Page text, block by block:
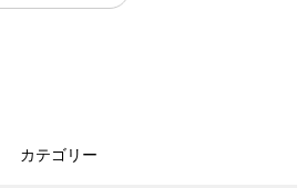
カテゴリー